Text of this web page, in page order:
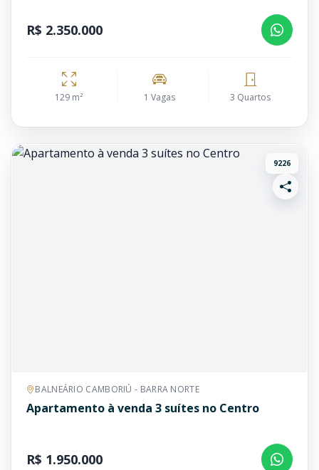
R$ 2.350.000
129 m² 1 Vagas 3 Quartos
9226
BALNEÁRIO CAMBORIÚ - BARRA NORTE
Apartamento à venda 3 suítes no Centro
R$ 1.950.000